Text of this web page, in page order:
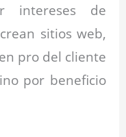
intereses de
sitios web,
pro del cliente
por beneficio